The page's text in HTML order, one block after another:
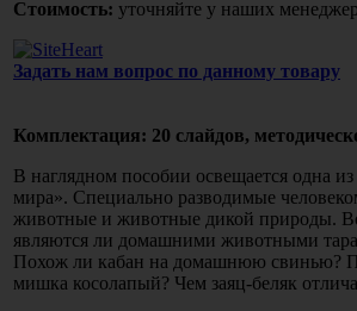
Стоимость: уточняйте у наших
Задать нам вопрос по данному товару
Комплектация: 20 слайдов,
В наглядном пособии освещается одна
мира». Специально разводимые
животные и животные дикой природы.
являются ли домашними животными
Похож ли кабан на домашнюю свинью?
мишка косолапый? Чем заяц-беляк